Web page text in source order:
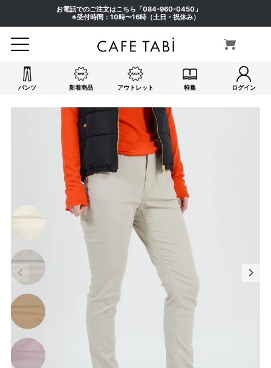
お電話でのご注文はこちら「084-960-0450 」
※受付時間：10時〜16時（土日・祝休み）
パンツ 新着商品 アウトレット 特集 ログイン